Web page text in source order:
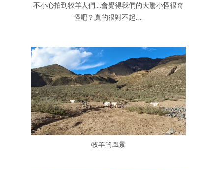
不小心拍到牧羊人們....會覺得我們的大驚小怪很奇
怪吧？真的很對不起.....
牧羊的風景